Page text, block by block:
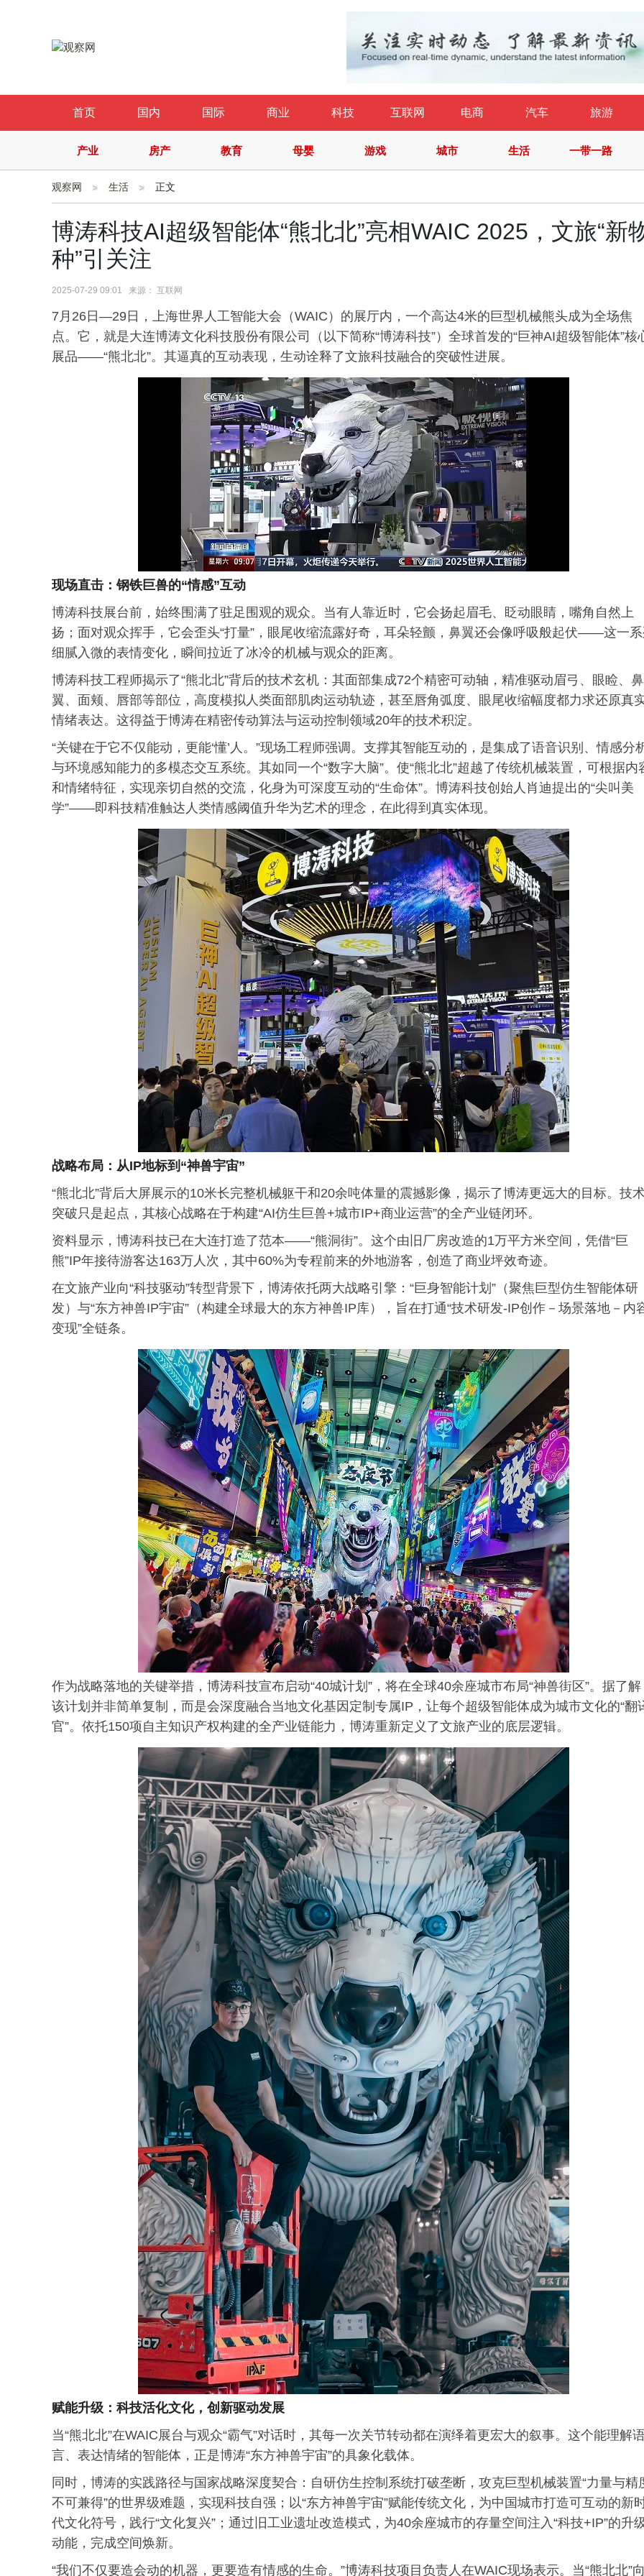
首页 国内 国际 商业 科技 互联网 电商 汽车 旅游
产业 房产 教育 母婴 游戏 城市 生活 一带一路
观察网 生活 正文
博涛科技AI超级智能体“熊北北”亮相WAIC 2025，文旅“新
种”引关注
2025-07-29 09:01 来源： 互联网
7月26日—29日，上海世界人工智能大会（WAIC）的展厅内，一个高达4米的巨型机械熊头成为全场焦
点。它，就是大连博涛文化科技股份有限公司（以下简称“博涛科技”）全球首发的“巨神AI超级智能体”核
展品——“熊北北”。其逼真的互动表现，生动诠释了文旅科技融合的突破性进展。
现场直击：钢铁巨兽的“情感”互动
博涛科技展台前，始终围满了驻足围观的观众。当有人靠近时，它会扬起眉毛、眨动眼睛，嘴角自然上
扬；面对观众挥手，它会歪头“打量”，眼尾收缩流露好奇，耳朵轻颤，鼻翼还会像呼吸般起伏——这一
细腻入微的表情变化，瞬间拉近了冰冷的机械与观众的距离。
博涛科技工程师揭示了“熊北北”背后的技术玄机：其面部集成72个精密可动轴，精准驱动眉弓、眼睑、鼻
翼、面颊、唇部等部位，高度模拟人类面部肌肉运动轨迹，甚至唇角弧度、眼尾收缩幅度都力求还原真
情绪表达。这得益于博涛在精密传动算法与运动控制领域20年的技术积淀。
“关键在于它不仅能动，更能‘懂’人。”现场工程师强调。支撑其智能互动的，是集成了语音识别、情感分
与环境感知能力的多模态交互系统。其如同一个“数字大脑”。使“熊北北”超越了传统机械装置，可根据内
和情绪特征，实现亲切自然的交流，化身为可深度互动的“生命体”。博涛科技创始人肖迪提出的“尖叫美
学”——即科技精准触达人类情感阈值升华为艺术的理念，在此得到真实体现。
战略布局：从IP地标到“神兽宇宙”
“熊北北”背后大屏展示的10米长完整机械躯干和20余吨体量的震撼影像，揭示了博涛更远大的目标。技
突破只是起点，其核心战略在于构建“AI仿生巨兽+城市IP+商业运营”的全产业链闭环。
资料显示，博涛科技已在大连打造了范本——“熊洞街”。这个由旧厂房改造的1万平方米空间，凭借“巨
熊”IP年接待游客达163万人次，其中60%为专程前来的外地游客，创造了商业坪效奇迹。
在文旅产业向“科技驱动”转型背景下，博涛依托两大战略引擎：“巨身智能计划”（聚焦巨型仿生智能体研
发）与“东方神兽IP宇宙”（构建全球最大的东方神兽IP库），旨在打通“技术研发-IP创作－场景落地－内
变现”全链条。
作为战略落地的关键举措，博涛科技宣布启动“40城计划”，将在全球40余座城市布局“神兽街区”。据了解
该计划并非简单复制，而是会深度融合当地文化基因定制专属IP，让每个超级智能体成为城市文化的“翻
官”。依托150项自主知识产权构建的全产业链能力，博涛重新定义了文旅产业的底层逻辑。
赋能升级：科技活化文化，创新驱动发展
当“熊北北”在WAIC展台与观众“霸气”对话时，其每一次关节转动都在演绎着更宏大的叙事。这个能理解
言、表达情绪的智能体，正是博涛“东方神兽宇宙”的具象化载体。
同时，博涛的实践路径与国家战略深度契合：自研仿生控制系统打破垄断，攻克巨型机械装置“力量与精
不可兼得”的世界级难题，实现科技自强；以“东方神兽宇宙”赋能传统文化，为中国城市打造可互动的新
代文化符号，践行“文化复兴”；通过旧工业遗址改造模式，为40余座城市的存量空间注入“科技+IP”的升
动能，完成空间焕新。
“我们不仅要造会动的机器，更要造有情感的生命。”博涛科技项目负责人在WAIC现场表示。当“熊北北”